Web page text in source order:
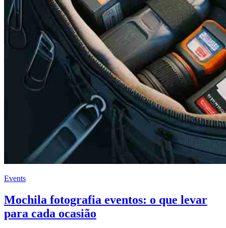
Events
Mochila fotografia eventos: o que levar
para cada ocasião